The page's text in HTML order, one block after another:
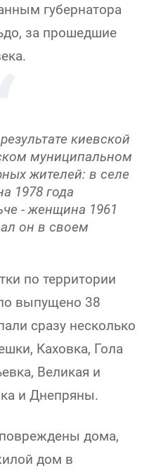
губернатора
за прошедшие
киевской
муниципальном
жителей: в селе
1978 года
- женщина 1961
он в своем
по территории
выпущено 38
сразу несколько
Каховка, Гола
Великая и
и Днепряны.
повреждены дома,
дом в